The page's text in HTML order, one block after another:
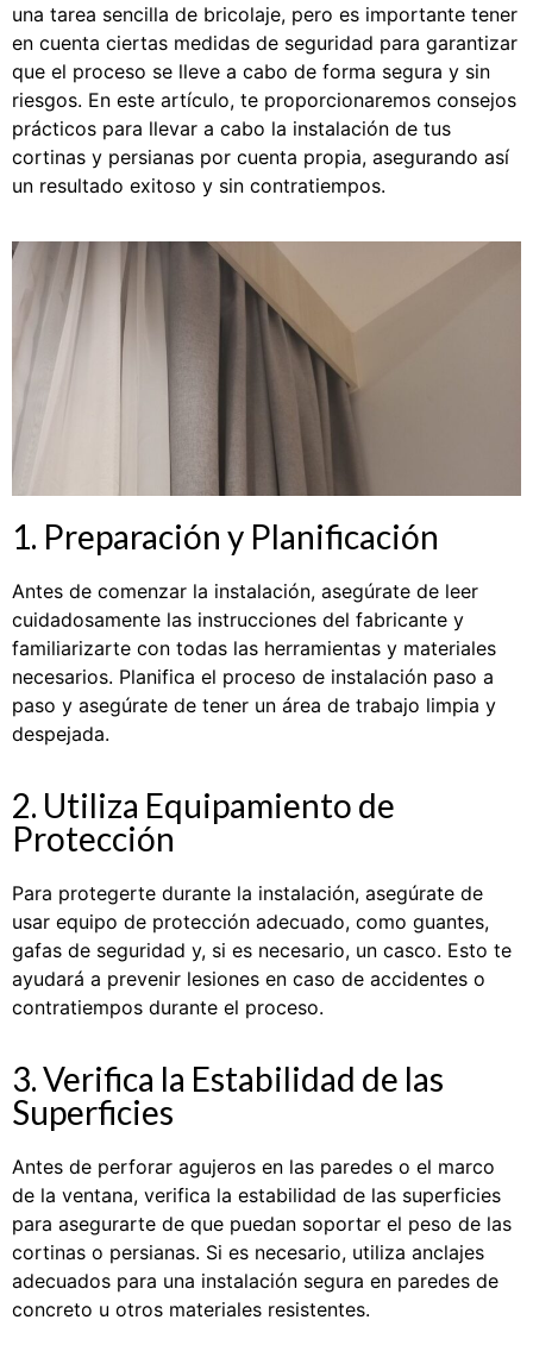
una tarea sencilla de bricolaje, pero es importante tener
en cuenta ciertas medidas de seguridad para garantizar
que el proceso se lleve a cabo de forma segura y sin
riesgos. En este artículo, te proporcionaremos consejos
prácticos para llevar a cabo la instalación de tus
cortinas y persianas por cuenta propia, asegurando así
un resultado exitoso y sin contratiempos.
1. Preparación y Planificación
Antes de comenzar la instalación, asegúrate de leer
cuidadosamente las instrucciones del fabricante y
familiarizarte con todas las herramientas y materiales
necesarios. Planifica el proceso de instalación paso a
paso y asegúrate de tener un área de trabajo limpia y
despejada.
2. Utiliza Equipamiento de
Protección
Para protegerte durante la instalación, asegúrate de
usar equipo de protección adecuado, como guantes,
gafas de seguridad y, si es necesario, un casco. Esto te
ayudará a prevenir lesiones en caso de accidentes o
contratiempos durante el proceso.
3. Verifica la Estabilidad de las
Superficies
Antes de perforar agujeros en las paredes o el marco
de la ventana, verifica la estabilidad de las superficies
para asegurarte de que puedan soportar el peso de las
cortinas o persianas. Si es necesario, utiliza anclajes
adecuados para una instalación segura en paredes de
concreto u otros materiales resistentes.